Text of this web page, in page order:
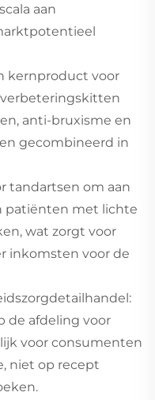
aan
kernproduct voor
anti-bruxisme en
gecombineerd in
tandartsen om aan
patiënten met lichte
wat zorgt voor
inkomsten voor de
de afdeling voor
voor consumenten
niet op recept